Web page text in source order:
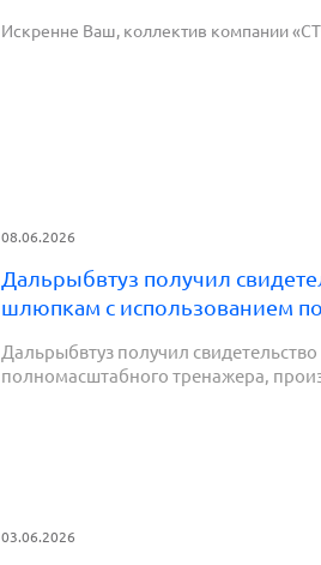
Искренне Ваш, коллектив компании
08.06.2026
Дальрыбвтуз получил
шлюпкам с использованием
Дальрыбвтуз получил
полномасштабного тренажера,
03.06.2026